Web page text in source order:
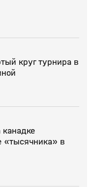
круг турнира в
«тысячника» в